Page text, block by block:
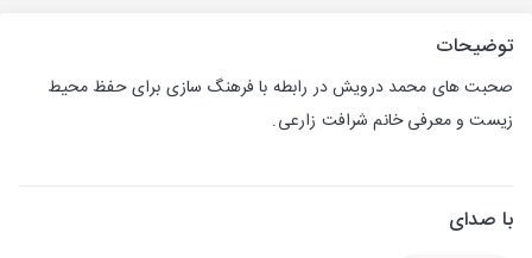
توضیحات
صحبت های محمد درویش در رابطه با فرهنگ سازی برای حفظ محیط
زیست و معرفی خانم شرافت زارعی.
با صدای